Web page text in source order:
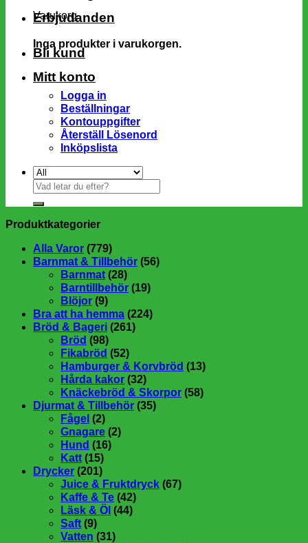
Varukorg
Inga produkter i varukorgen.
Erbjudanden
Bli kund
Mitt konto
Logga in
Beställningar
Kontouppgifter
Återställ Lösenord
Inköpslista
Sök
Produktkategorier
Alla Varor (779)
Barnmat & Tillbehör (56)
Barnmat (28)
Barntillbehör (19)
Blöjor (9)
Bra att ha hemma (224)
Bröd & Bageri (261)
Bröd (98)
Fikabröd (52)
Hamburger & Korvbröd (13)
Hårda kakor (32)
Knäckebröd & Skorpor (58)
Djurmat & Tillbehör (35)
Fågel (2)
Gnagare (2)
Hund (16)
Katt (15)
Drycker (201)
Juice & Fruktdryck (67)
Kaffe & Te (42)
Läsk & Öl (44)
Saft (9)
Vatten (31)